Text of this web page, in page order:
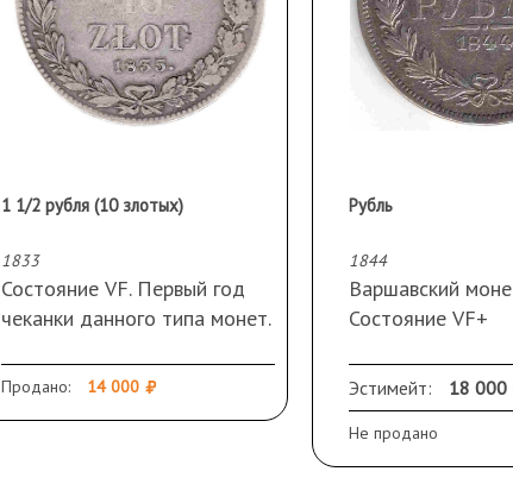
1 1/2 рубля (10 злотых)
1833
Состояние VF. Первый год
чеканки данного типа монет.
Тираж 127 000. 2 рубля по
Продано: 14 000
Рубль
1844
Варшавский
Состояние VF+
коллекции,
магазине
Москве.
Эстимейт: 18
Не продано